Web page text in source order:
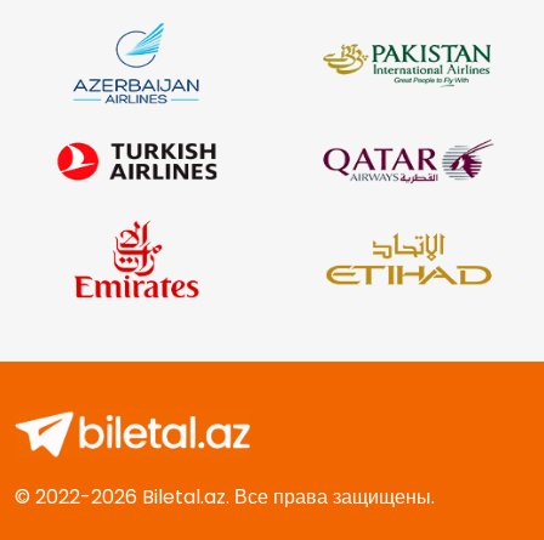
© 2022-2026 Biletal.az. Все права защищены.